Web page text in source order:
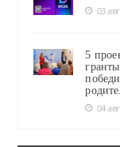
03
5
04